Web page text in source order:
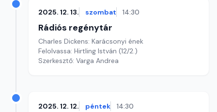
2025. 12. 13. szombat 14:30
Rádiós regénytár
Charles Dickens: Karácsonyi ének
Felolvassa: Hirtling István (12/2.)
Szerkesztő: Varga Andrea
2025. 12. 12. péntek 14:30